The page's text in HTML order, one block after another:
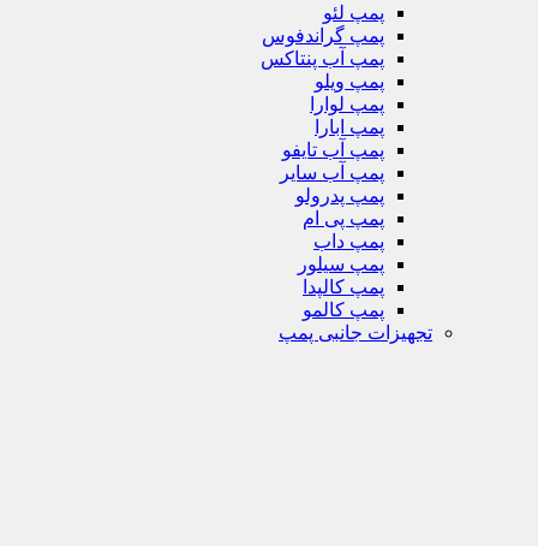
پمپ لئو
پمپ گراندفوس
پمپ آب پنتاکس
پمپ ویلو
پمپ لوارا
پمپ ابارا
پمپ آب تایفو
پمپ آب سایر
پمپ پدرولو
پمپ پی ام
پمپ داب
پمپ سیلور
پمپ کالپدا
پمپ کالمو
تجهیزات جانبی پمپ